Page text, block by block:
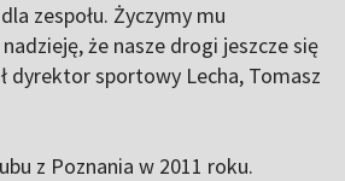
zespołu. Życzymy mu
że nasze drogi jeszcze się
dyrektor sportowy Lecha, Tomasz
z Poznania w 2011 roku.